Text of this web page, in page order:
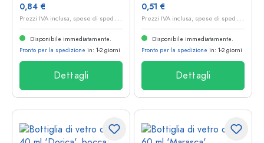
0,84 €
P
rezzi IVA inclusa, spese di spedizione escluse
Disponibile immediatamente.
Pronto per la spedizione in: 1-2 giorni
Dettagli
0,51 €
P
rezzi IVA inclusa, spese di spedizione escluse
Disponibile immediatamente.
Pronto per la spedizione in: 1-2 giorni
Dettagli